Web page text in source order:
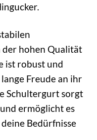
der hohen Qualität
ist robust und
Freude an ihr
Schultergurt sorgt
ermöglicht es
Bedürfnisse